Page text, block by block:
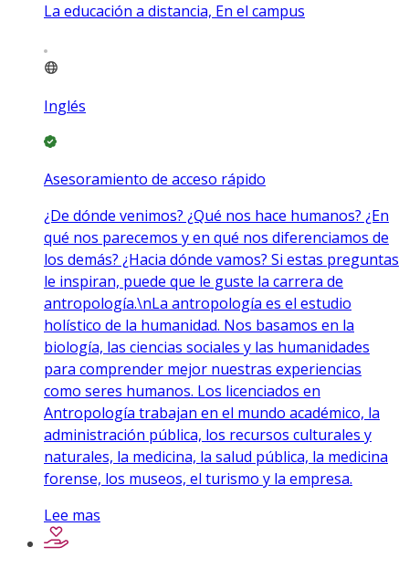
La educación a distancia, En el campus
Inglés
Asesoramiento de acceso rápido
¿De dónde venimos? ¿Qué nos hace humanos? ¿En
qué nos parecemos y en qué nos diferenciamos de
los demás? ¿Hacia dónde vamos? Si estas preguntas
le inspiran, puede que le guste la carrera de
antropología.\nLa antropología es el estudio
holístico de la humanidad. Nos basamos en la
biología, las ciencias sociales y las humanidades
para comprender mejor nuestras experiencias
como seres humanos. Los licenciados en
Antropología trabajan en el mundo académico, la
administración pública, los recursos culturales y
naturales, la medicina, la salud pública, la medicina
forense, los museos, el turismo y la empresa.
Lee mas